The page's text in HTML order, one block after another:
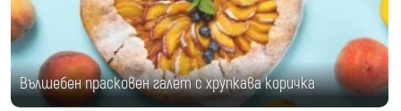
Вълшебен прасковен галет с хрупкава коричка